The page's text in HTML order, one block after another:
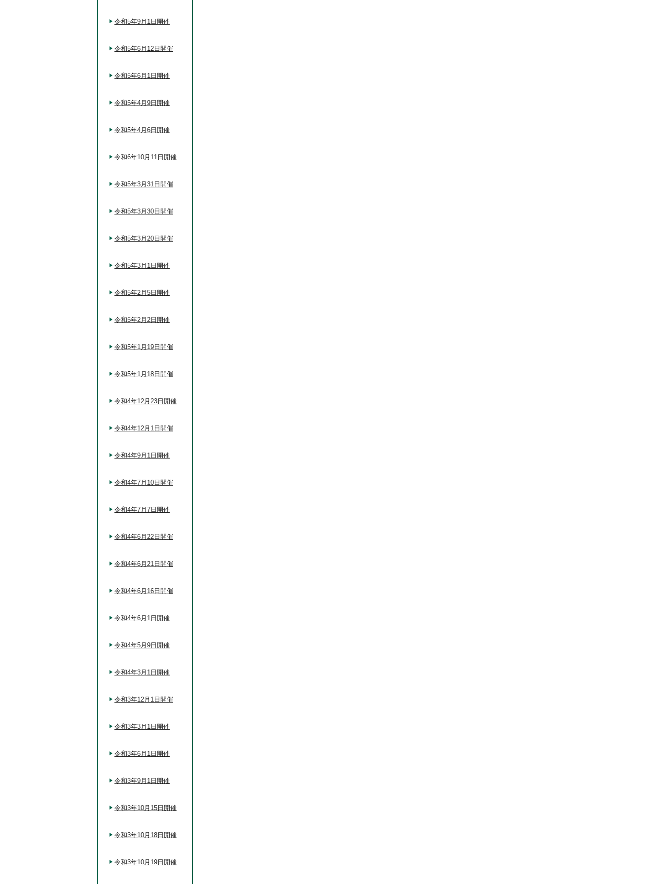
令和5年9月1日開催
令和5年6月12日開催
令和5年6月1日開催
令和5年4月9日開催
令和5年4月6日開催
令和6年10月11日開催
令和5年3月31日開催
令和5年3月30日開催
令和5年3月20日開催
令和5年3月1日開催
令和5年2月5日開催
令和5年2月2日開催
令和5年1月19日開催
令和5年1月18日開催
令和4年12月23日開催
令和4年12月1日開催
令和4年9月1日開催
令和4年7月10日開催
令和4年7月7日開催
令和4年6月22日開催
令和4年6月21日開催
令和4年6月16日開催
令和4年6月1日開催
令和4年5月9日開催
令和4年3月1日開催
令和3年12月1日開催
令和3年3月1日開催
令和3年6月1日開催
令和3年9月1日開催
令和3年10月15日開催
令和3年10月18日開催
令和3年10月19日開催